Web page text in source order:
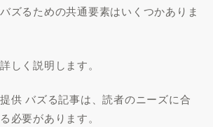
ズるための共通要素はいくつかありま
しく説明します。
供 バズる記事は、読者のニーズに合
必要があります。